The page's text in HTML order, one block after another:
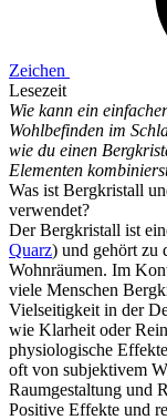
Zeichen
Lesezeit
Wie kann ein
Wohlbefinden im
wie du einen
Elementen
Was ist Bergkristall
verwendet?
Der Bergkristall ist
Quarz) und gehört zu
Wohnräumen. Im
viele Menschen
Vielseitigkeit in der
wie Klarheit oder
physiologische
oft von subjektivem
Raumgestaltung und
Positive Effekte und